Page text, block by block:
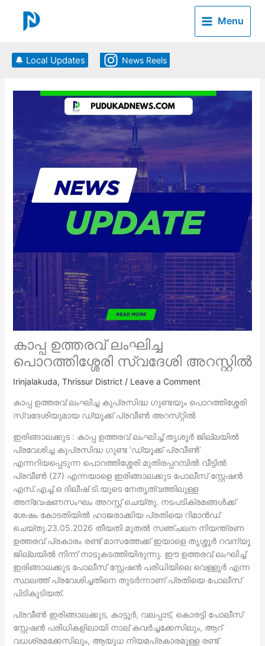
content
Menu
🔔 Local Updates News Reels
കാപ്പ ഉത്തരവ് ലംഘിച്ച
പൊറത്തിശ്ശേരി സ്വദേശി അറസ്റ്റിൽ
Irinjalakuda, Thrissur District/ Leave a Comment
കാപ്പ ഉത്തരവ് ലംഘിച്ച കുപ്രസിദ്ധ ഗുണ്ടയും പൊറത്തിശ്ശേരി
സ്വദേശിയുമായ ഡ്യൂക്ക് പ്രവീൺ അറസ്‌റ്റിൽ
ഇരിങ്ങാലക്കുട : കാപ്പ ഉത്തരവ് ലംഘിച്ച് തൃശൂർ ജില്ലയിൽ
പ്രവേശിച്ച കുപ്രസിദ്ധ ഗുണ്ട ‘ഡ്യൂക്ക് പ്രവീൺ’
എന്നറിയപ്പെടുന്ന പൊറത്തിശ്ശേരി മുതിരപ്പറമ്പിൽ വീട്ടിൽ
പ്രവീൺ (27) എന്നയാളെ ഇരിങ്ങാലക്കുട പോലീസ് സ്റ്റേഷൻ
എസ്.എച്ച്.ഒ ദിലീഷ് ടി.യുടെ നേതൃത്വത്തിലുള്ള
അന്വേഷണസംഘം അറസ്റ്റ് ചെയ്തു. നടപടിക്രമങ്ങൾക്ക്
ശേഷം കോടതിയിൽ ഹാജരാക്കിയ പ്രതിയെ റിമാൻഡ്
ചെയ്തു.23.05.2026 തീയതി മുതൽ സഞ്ചലന നിയന്ത്രണ
ഉത്തരവ് പ്രകാരം രണ്ട് മാസത്തേക്ക് ഇയാളെ തൃശ്ശൂർ റവന്യൂ
ജില്ലയിൽ നിന്ന് നാടുകടത്തിയിരുന്നു. ഈ ഉത്തരവ് ലംഘിച്ച്
ഇരിങ്ങാലക്കുട പോലീസ് സ്റ്റേഷൻ പരിധിയിലെ വെള്ളൂർ എന്ന
സ്ഥലത്ത് പ്രവേശിച്ചതിനെ തുടർന്നാണ് പ്രതിയെ പോലീസ്
പിടികൂടിയത്.
പ്രവീൺ ഇരിങ്ങാലക്കുട, കാട്ടൂര്‍, വലപ്പാട്, കൊരട്ടി പോലീസ്
സ്റ്റേഷൻ പരിധികളിലായി നാല് കവർച്ചക്കേസിലും, ആറ്
വധശ്രമക്കേസിലും, ആയുധ നിയമപ്രകാരമുള്ള രണ്ട്